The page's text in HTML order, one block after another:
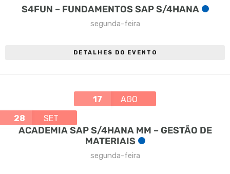
S4FUN – FUNDAMENTOS SAP S/4HANA
segunda-feira
DETALHES DO EVENTO
17
AGO
28
SET
ACADEMIA SAP S/4HANA MM – GESTÃO DE
MATERIAIS
segunda-feira